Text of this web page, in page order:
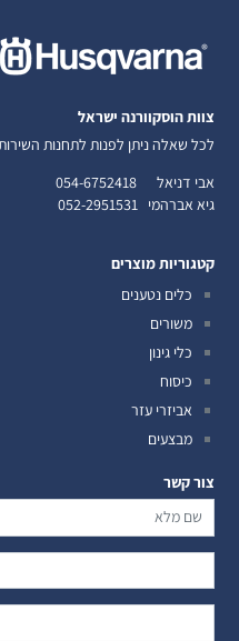
צוות הוסקוורנה ישראל
לכל שאלה ניתן לפנות לתחנות
אבי דניאל 054-6752418
גיא אברהמי 052-2951531
קטגוריות מוצרים
כלים נטענים
משורים
כלי גינון
כיסוח
אביזרי עזר
מבצעים
צור קשר